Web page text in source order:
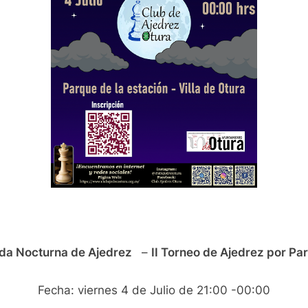
Alternar
Nocturna de Ajedrez – II Torneo de Ajedrez por
Fecha: viernes 4 de Julio de 21:00 -00:00